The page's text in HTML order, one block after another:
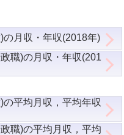
月収・年収(2018年)
職)の月収・年収(201
平均月収，平均年収
職)の平均月収，平均